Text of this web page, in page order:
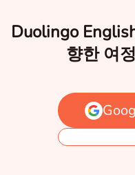
Duolingo
향한 여